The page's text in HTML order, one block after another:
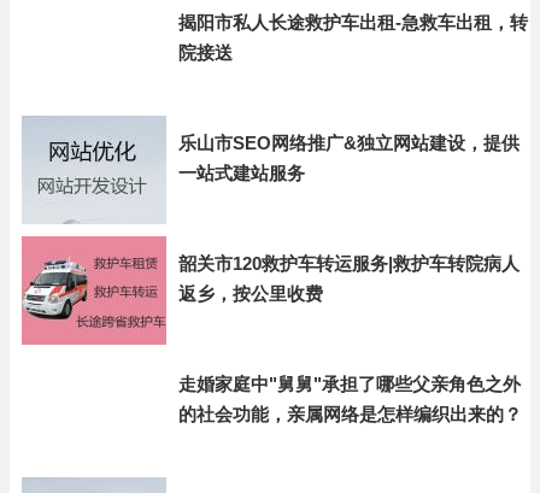
揭阳市私人长途救护车出租-急救车出租，转
院接送
乐山市SEO网络推广&独立网站建设，提供
一站式建站服务
韶关市120救护车转运服务|救护车转院病人
返乡，按公里收费
走婚家庭中"舅舅"承担了哪些父亲角色之外
的社会功能，亲属网络是怎样编织出来的？